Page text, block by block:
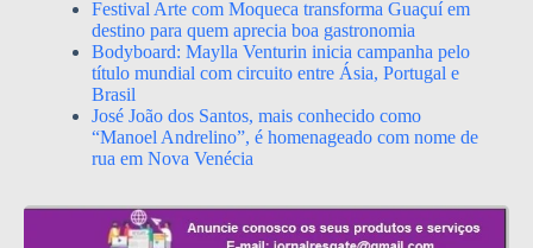
Festival Arte com Moqueca transforma Guaçuí em
destino para quem aprecia boa gastronomia
Bodyboard: Maylla Venturin inicia campanha pelo
título mundial com circuito entre Ásia, Portugal e
Brasil
José João dos Santos, mais conhecido como
“Manoel Andrelino”, é homenageado com nome de
rua em Nova Venécia